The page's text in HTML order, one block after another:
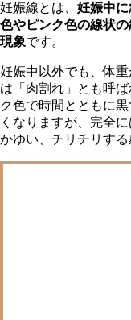
妊娠線とは、 妊娠中
色やピンク色の線状
現象です。
妊娠中以外でも、体
は「肉割れ」とも呼
ク色で時間とともに
くなりますが、完全
かゆい、チリチリす